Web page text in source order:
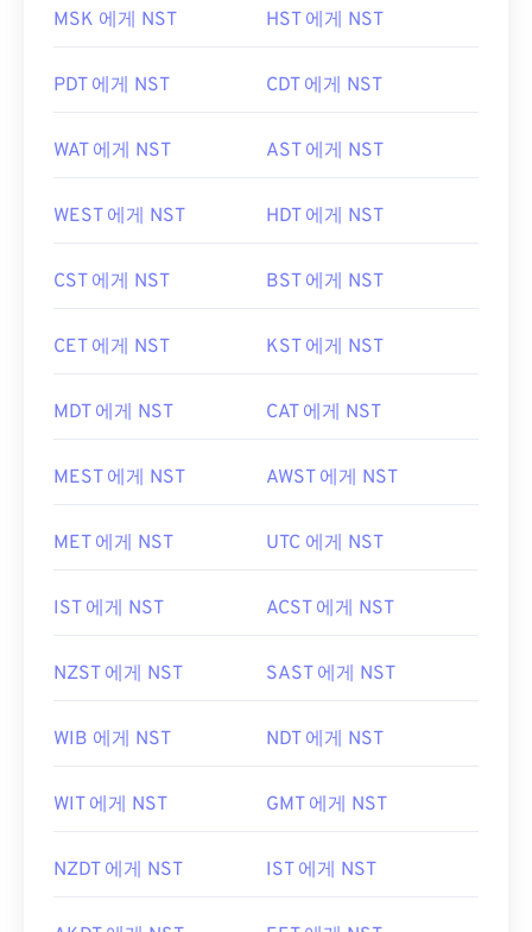
MSK 에게 NST HST 에게 NST
PDT 에게 NST CDT 에게 NST
WAT 에게 NST AST 에게 NST
WEST 에게 NST HDT 에게 NST
CST 에게 NST BST 에게 NST
CET 에게 NST KST 에게 NST
MDT 에게 NST CAT 에게 NST
MEST 에게 NST AWST 에게 NST
MET 에게 NST UTC 에게 NST
IST 에게 NST ACST 에게 NST
NZST 에게 NST SAST 에게 NST
WIB 에게 NST NDT 에게 NST
WIT 에게 NST GMT 에게 NST
NZDT 에게 NST IST 에게 NST